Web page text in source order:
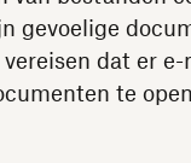
gevoelige
dat er
te